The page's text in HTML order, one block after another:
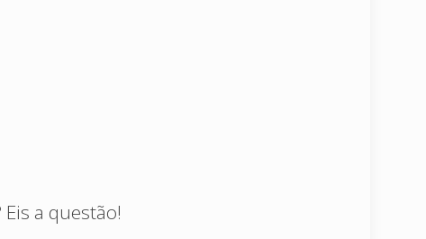
a questão!